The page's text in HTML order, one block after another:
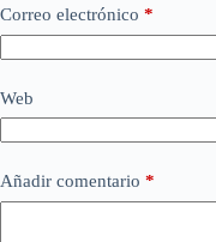
Correo electrónico *
Web
Añadir comentario *